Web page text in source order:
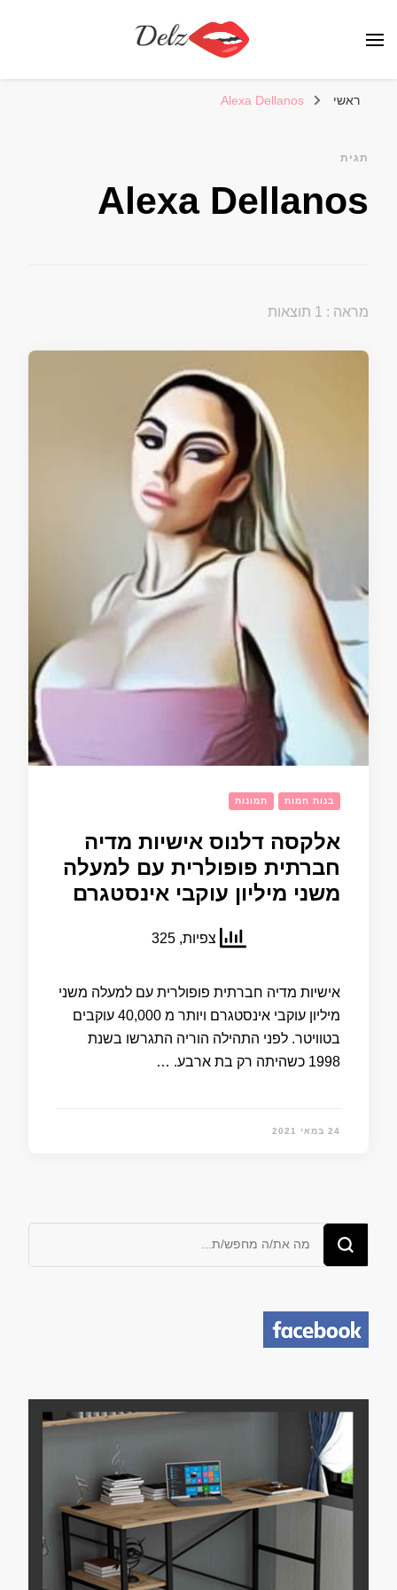
ראשי Alexa Dellanos
תגית
Alexa Dellanos
מראה : 1 תוצאות
בנות חמות תמונות
אלקסה דלנוס אישיות מדיה
חברתית פופולרית עם למעלה
משני מיליון עוקבי אינסטגרם
צפיות, 325
אישיות מדיה חברתית פופולרית עם למעלה משני
מיליון עוקבי אינסטגרם ויותר מ 40,000 עוקבים
בטוויטר. לפני התהילה הוריה התגרשו בשנת
1998 כשהיתה רק בת ארבע. …
24 במאי 2021
מחפש/ת
משהו?